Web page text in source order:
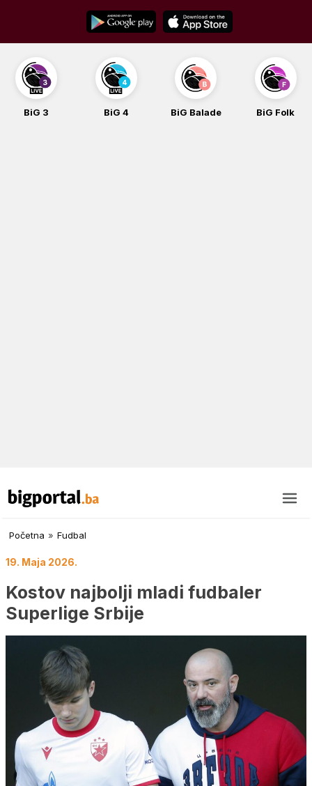
content
BiG 3 BiG 4 BiG Balade BiG Folk
Početna » Fudbal
19. Maja 2026.
Kostov najbolji mladi fudbaler
Superlige Srbije